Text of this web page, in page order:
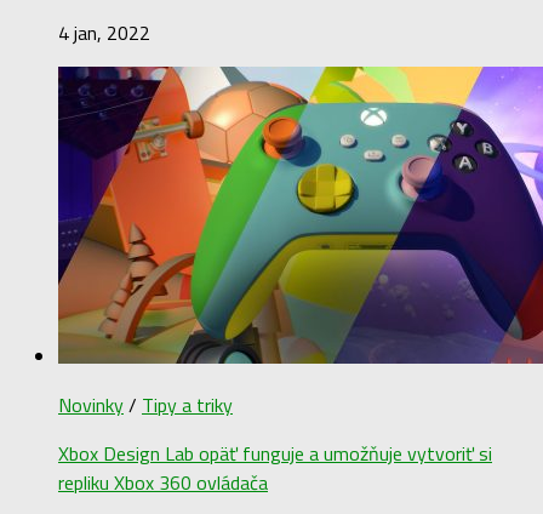
4 jan, 2022
Novinky/ Tipy a triky
Xbox Design Lab opäť funguje a umožňuje vytvoriť si
repliku Xbox 360 ovládača